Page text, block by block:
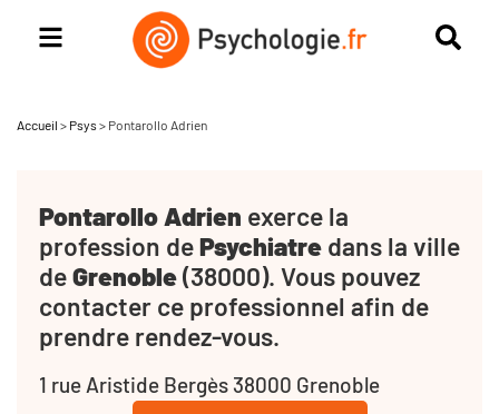
Accueil > Psys > Pontarollo Adrien
Pontarollo Adrien exerce la
profession dePsychiatre dans la ville
deGrenoble(38000). Vous pouvez
contacter ce professionnel afin de
prendre rendez-vous.
1 rue Aristide Bergès 38000 Grenoble